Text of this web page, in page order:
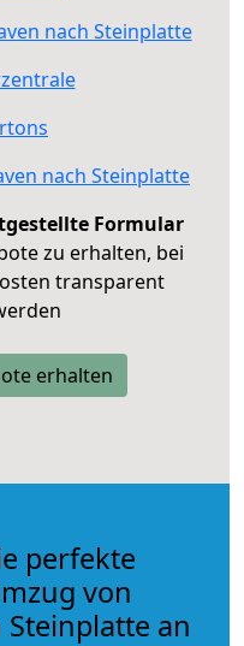
nach Steinplatte
nach Steinplatte
Formular
zu erhalten, bei
transparent
erhalten
perfekte
von
an